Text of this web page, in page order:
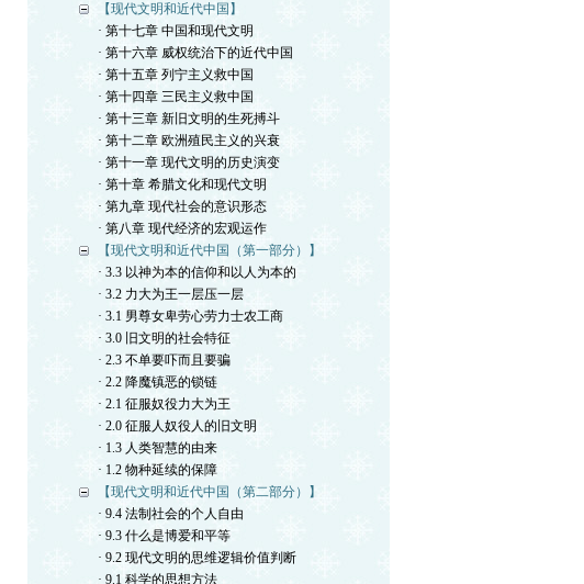
【现代文明和近代中国】
· 第十七章 中国和现代文明
· 第十六章 威权统治下的近代中国
· 第十五章 列宁主义救中国
· 第十四章 三民主义救中国
· 第十三章 新旧文明的生死搏斗
· 第十二章 欧洲殖民主义的兴衰
· 第十一章 现代文明的历史演变
· 第十章 希腊文化和现代文明
· 第九章 现代社会的意识形态
· 第八章 现代经济的宏观运作
【现代文明和近代中国（第一部分）】
· 3.3 以神为本的信仰和以人为本的
· 3.2 力大为王一层压一层
· 3.1 男尊女卑劳心劳力士农工商
· 3.0 旧文明的社会特征
· 2.3 不单要吓而且要骗
· 2.2 降魔镇恶的锁链
· 2.1 征服奴役力大为王
· 2.0 征服人奴役人的旧文明
· 1.3 人类智慧的由来
· 1.2 物种延续的保障
【现代文明和近代中国（第二部分）】
· 9.4 法制社会的个人自由
· 9.3 什么是博爱和平等
· 9.2 现代文明的思维逻辑价值判断
· 9.1 科学的思想方法